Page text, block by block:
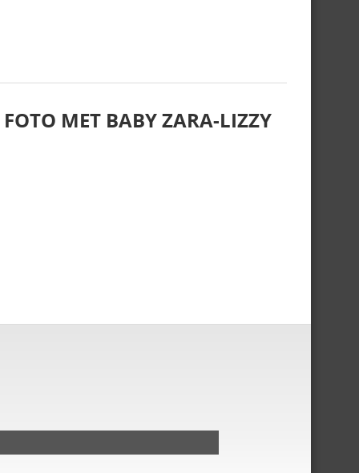
MET BABY ZARA-LIZZY